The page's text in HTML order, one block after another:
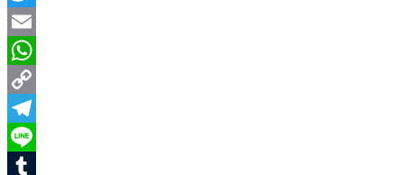
Twitter
Email
WhatsApp
Copy
Link
Telegram
Line